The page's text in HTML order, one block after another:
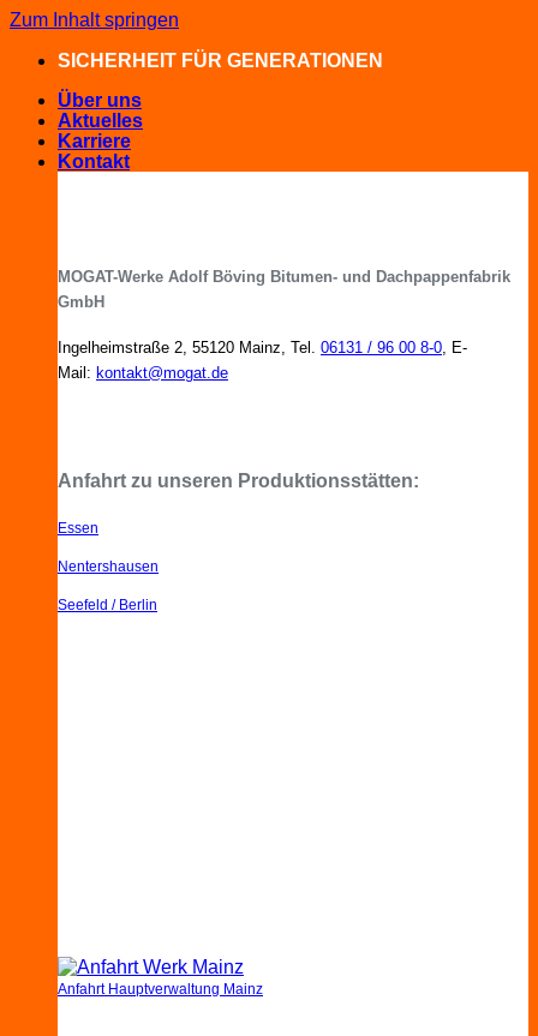
Zum Inhalt springen
SICHERHEIT FÜR GENERATIONEN
Über uns
Aktuelles
Karriere
Kontakt
MOGAT-Werke Adolf Böving Bitumen- und Dachpappenfabrik
GmbH
Ingelheimstraße 2, 55120 Mainz, Tel. 06131 / 96 00 8-0, E-
Mail: kontakt@mogat.de
Anfahrt zu unseren Produktionsstätten:
Essen
Nentershausen
Seefeld / Berlin
Anfahrt Hauptverwaltung Mainz